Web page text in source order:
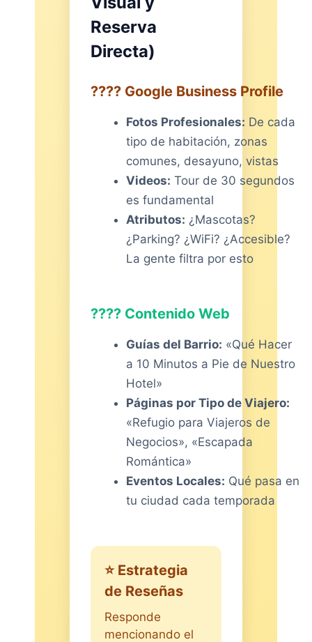
Reserva
Directa)
???? Google Business Profile
Fotos Profesionales: De cada
tipo de habitación, zonas
comunes, desayuno, vistas
Videos: Tour de 30 segundos
es fundamental
Atributos: ¿Mascotas?
¿Parking? ¿WiFi? ¿Accesible?
La gente filtra por esto
????️ Contenido Web
Guías del Barrio: «Qué Hacer
a 10 Minutos a Pie de Nuestro
Hotel»
Páginas por Tipo de Viajero:
«Refugio para Viajeros de
Negocios», «Escapada
Romántica»
Eventos Locales: Qué pasa en
tu ciudad cada temporada
⭐ Estrategia
de Reseñas
Responde
mencionando el